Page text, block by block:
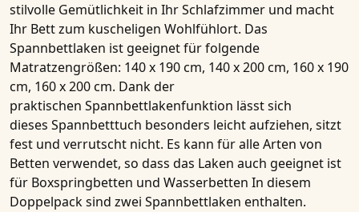
stilvolle Gemütlichkeit in Ihr Schlafzimmer und macht
Ihr Bett zum kuscheligen Wohlfühlort. Das
Spannbettlaken ist geeignet für folgende
Matratzengrößen: 140 x 190 cm, 140 x 200 cm, 160 x 190
cm, 160 x 200 cm. Dank der
praktischen Spannbettlakenfunktion lässt sich
dieses Spannbetttuch besonders leicht aufziehen, sitzt
fest und verrutscht nicht. Es kann für alle Arten von
Betten verwendet, so dass das Laken auch geeignet ist
für Boxspringbetten und Wasserbetten In diesem
Doppelpack sind zwei Spannbettlaken enthalten.